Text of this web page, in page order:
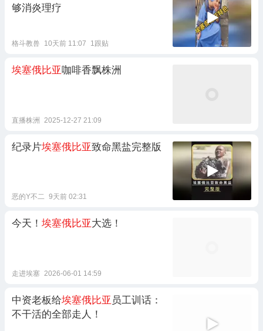
够消炎理疗
格斗教兽 10天前 11:07 1跟贴
埃塞俄比亚咖啡香飘株洲
直播株洲 2025-12-27 21:09
纪录片埃塞俄比亚致命黑盐完整版
恶的Y不二 9天前 02:31
今天！ 埃塞俄比亚 大选！
走进埃塞 2026-06-01 14:59
中资老板给埃塞俄比亚 员工训话：
不干活的全部走人！